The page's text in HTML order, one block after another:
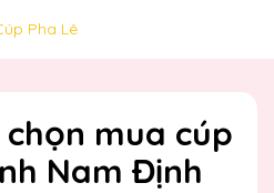
Pha Lê
mua cúp
Nam Định